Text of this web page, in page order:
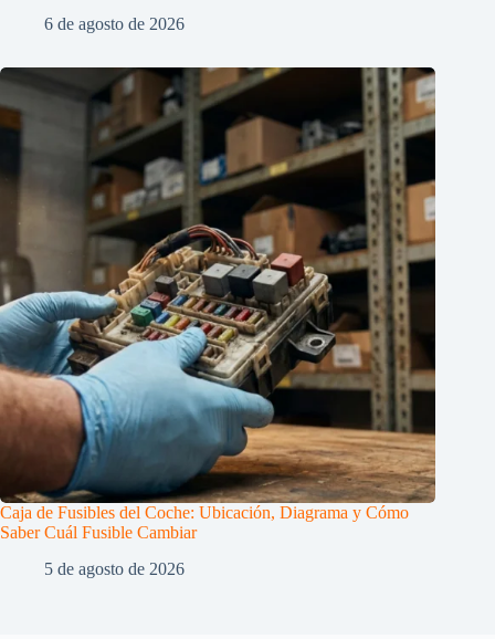
6 de agosto de 2026
Caja de Fusibles del Coche: Ubicación, Diagrama y Cómo
Saber Cuál Fusible Cambiar
5 de agosto de 2026